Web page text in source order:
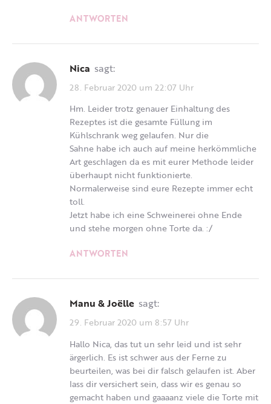
ANTWORTEN
Nica sagt:
28. Februar 2020 um 22:07 Uhr
Hm. Leider trotz genauer Einhaltung des
Rezeptes ist die gesamte Füllung im
Kühlschrank weg gelaufen. Nur die
Sahne habe ich auch auf meine herkömmliche
Art geschlagen da es mit eurer Methode leider
überhaupt nicht funktionierte.
Normalerweise sind eure Rezepte immer echt
toll.
Jetzt habe ich eine Schweinerei ohne Ende
und stehe morgen ohne Torte da. :/
ANTWORTEN
Manu & Joëlle sagt:
29. Februar 2020 um 8:57 Uhr
Hallo Nica, das tut un sehr leid und ist sehr
ärgerlich. Es ist schwer aus der Ferne zu
beurteilen, was bei dir falsch gelaufen ist. Aber
lass dir versichert sein, dass wir es genau so
gemacht haben und gaaaanz viele die Torte mit